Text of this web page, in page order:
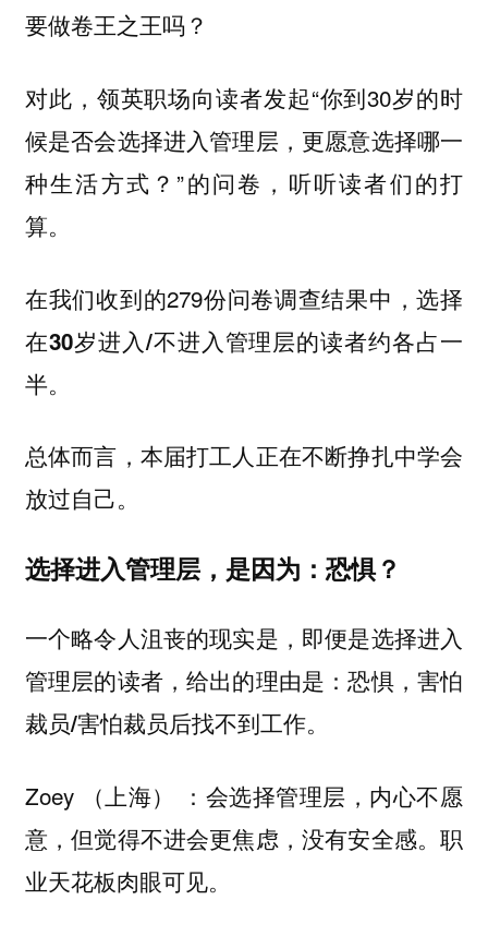
要做卷王之王吗？
对此，领英职场向读者发起“你到30岁的时
候是否会选择进入管理层，更愿意选择哪一
种生活方式？”的问卷，听听读者们的打
算。
在我们收到的279份问卷调查结果中，选择
在30岁进入/不进入管理层的读者约各占一
半。
总体而言，本届打工人正在不断挣扎中学会
放过自己。
选择进入管理层，是因为：恐惧？
一个略令人沮丧的现实是，即便是选择进入
管理层的读者，给出的理由是：恐惧，害怕
裁员/害怕裁员后找不到工作。
Zoey （上海） ：会选择管理层，内心不愿
意，但觉得不进会更焦虑，没有安全感。职
业天花板肉眼可见。